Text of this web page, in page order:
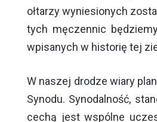
ołtarzy wyniesionych
tych męczennic
wpisanych w historię tej
W naszej drodze wiary
Synodu. Synodalność,
cechą jest wspólne